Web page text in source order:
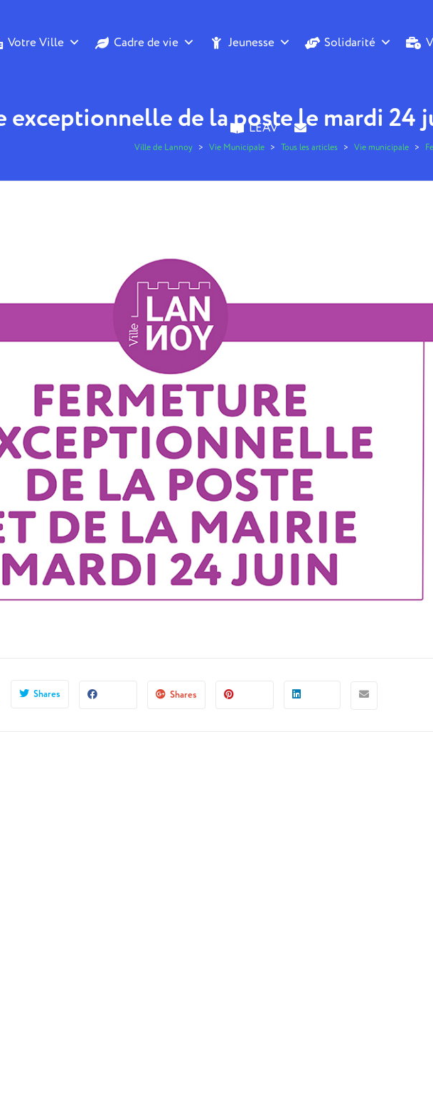
Votre Ville Cadre de vie Jeunesse Solidarité
LEAV
exceptionnelle de la poste le mardi 24
Ville de Lannoy > Vie Municipale > Tous les articles > Vie municipale >
Shares Shares